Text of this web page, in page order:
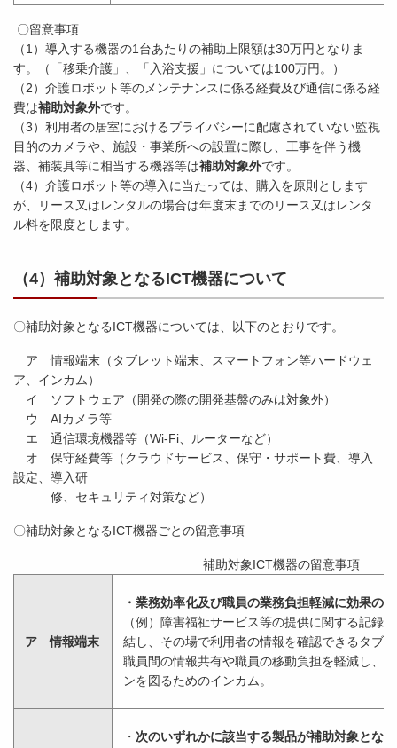
〇留意事項
（1）導入する機器の1台あたりの補助上限額は30万円となりま
す。（「移乗介護」、「入浴支援」については100万円。）
（2）介護ロボット等のメンテナンスに係る経費及び通信に係る経
費は補助対象外です。
（3）利用者の居室におけるプライバシーに配慮されていない監視
目的のカメラや、施設・事業所への設置に際し、工事を伴う機
器、補装具等に相当する機器等は補助対象外です。
（4）介護ロボット等の導入に当たっては、購入を原則とします
が、リース又はレンタルの場合は年度末までのリース又はレンタ
ル料を限度とします。
（4）補助対象となるICT機器について
〇補助対象となるICT機器については、以下のとおりです。
ア 情報端末（タブレット端末、スマートフォン等ハードウェ
ア、インカム）
イ ソフトウェア（開発の際の開発基盤のみは対象外）
ウ AIカメラ等
エ 通信環境機器等（Wi-Fi、ルーターなど）
オ 保守経費等（クラウドサービス、保守・サポート費、導入
設定、導入研
修、セキュリティ対策など）
〇補助対象となるICT機器ごとの留意事項
補助対象ICT機器の留意事項
ア 情報端末
・業務効率化及び職員の業務負担軽減に効果の
（例）障害福祉サービス等の提供に関する記録
結し、その場で利用者の情報を確認できるタブ
職員間の情報共有や職員の移動負担を軽減し、
ンを図るためのインカム。
・ 次のいずれかに該当する製品が補助対象とな